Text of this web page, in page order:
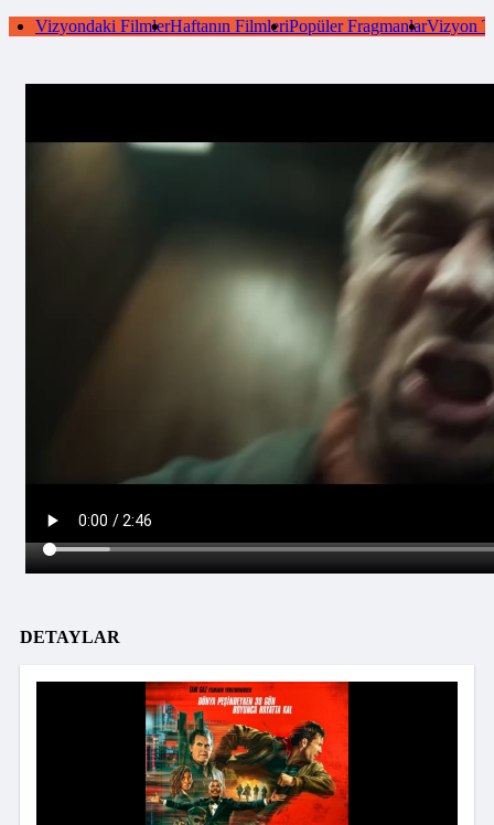
Vizyondaki FilmlerHaftanın FilmleriPopüler FragmanlarVizyon
DETAYLAR